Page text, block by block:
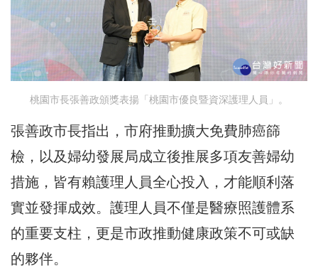
桃園市長張善政頒獎表揚「桃園市優良暨資深護理人員」。
張善政市長指出，市府推動擴大免費肺癌篩
檢，以及婦幼發展局成立後推展多項友善婦幼
措施，皆有賴護理人員全心投入，才能順利落
實並發揮成效。護理人員不僅是醫療照護體系
的重要支柱，更是市政推動健康政策不可或缺
的夥伴。